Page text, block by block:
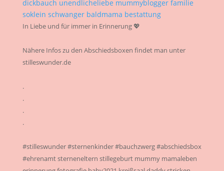
In Liebe und für immer in Erinnerung 💖
Nähere Infos zu den Abschiedsboxen findet man unter
stilleswunder.de
.
.
.
.
#stilleswunder #sternenkinder #bauchzwerg #abschiedsbox
#ehrenamt sterneneltern stillegeburt mummy mamaleben